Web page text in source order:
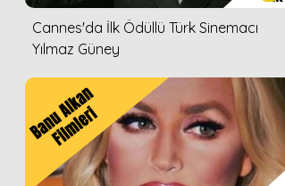
Cannes'da İlk Ödüllü Türk Sinemacı
Yılmaz Güney